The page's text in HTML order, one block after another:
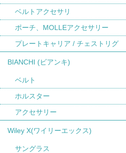
ベルトアクセサリ
ポーチ、MOLLEアクセサリー
プレートキャリア / チェストリグ
BIANCHI (ビアンキ)
ベルト
ホルスター
アクセサリー
Wiley X(ワイリーエックス)
サングラス